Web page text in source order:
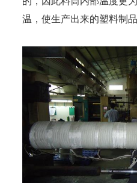
温，使生产出来的塑料制